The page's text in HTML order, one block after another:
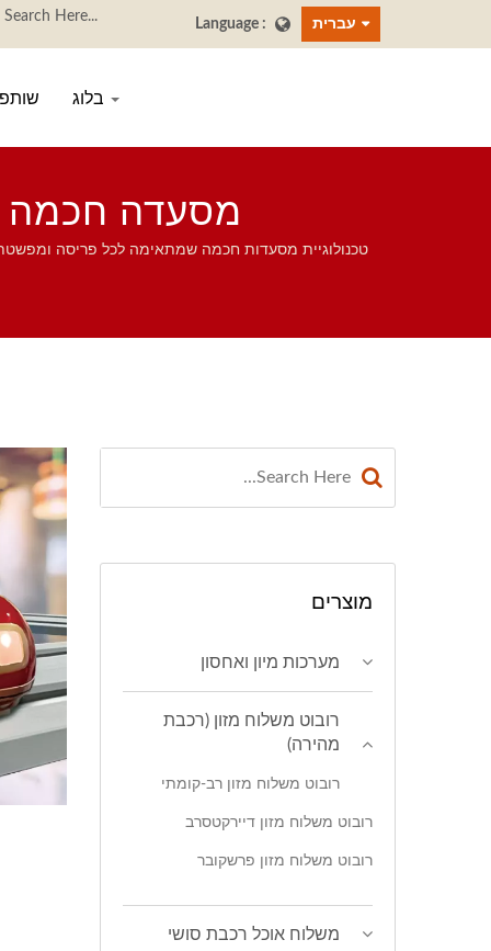
עברית
מסעדה חכמה
טכנולוגיית מסעדות חכמה שמתאימה לכל פריסה
מערכת רצועת שושי מסתובבת, מערכת
מוצרים
מערכות מיון ואחסון
רובוט משלוח מזון (רכבת
מהירה)
רובוט משלוח מזון רב-קומתי
רובוט משלוח מזון דיירקטסרב
רובוט משלוח מזון פרשקובר
משלוח אוכל רכבת סושי